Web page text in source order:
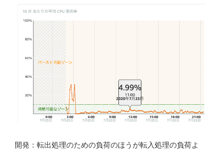
開発：転出処理のための負荷のほうが転入処理の負荷よ